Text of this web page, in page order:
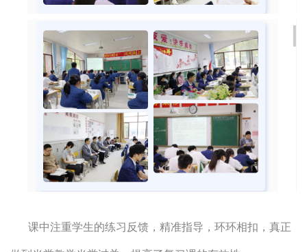
课中注重学生的练习反馈，精准指导，环环相扣，真正